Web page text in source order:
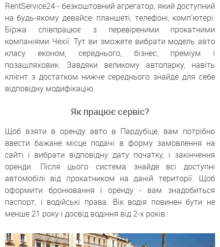
RentService24 - безкоштовний агрегатор, який доступний
на будь-якому девайсе: планшеті, телефоні, комп'ютері.
Біржа співпрацює з перевіреними прокатними
компаніями Чехії. Тут ви зможете вибрати модель авто
класу економ, середнього, бізнес, преміум і
позашляховик. Завдяки великому автопарку, навіть
клієнт з достатком нижче середнього знайде для себе
відповідну модифікацію.
Як працює сервіс?
Щоб взяти в оренду авто в Пардубіце, вам потрібно
ввести бажане місце подачі в форму замовлення на
сайті і вибрати відповідну дату початку, і закінчення
оренди. Після цього система знайде всі доступні
автомобілі від прокатником на даній території. Щоб
оформити бронювання і оренду - вам знадобиться
паспорт, і водійські права. Вік водія повинен бути не
менше 21 року і досвід водіння від 2-х років.